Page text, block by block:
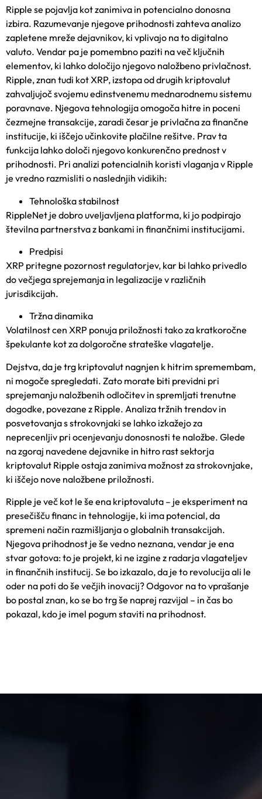
Ripple se pojavlja kot zanimiva in potencialno donosna
izbira. Razumevanje njegove prihodnosti zahteva analizo
zapletene mreže dejavnikov, ki vplivajo na to digitalno
valuto. Vendar pa je pomembno paziti na več ključnih
elementov, ki lahko določijo njegovo naložbeno privlačnost.
Ripple, znan tudi kot XRP, izstopa od drugih kriptovalut
zahvaljujoč svojemu edinstvenemu mednarodnemu sistemu
poravnave. Njegova tehnologija omogoča hitre in poceni
čezmejne transakcije, zaradi česar je privlačna za finančne
institucije, ki iščejo učinkovite plačilne rešitve. Prav ta
funkcija lahko določi njegovo konkurenčno prednost v
prihodnosti. Pri analizi potencialnih koristi vlaganja v Ripple
je vredno razmisliti o naslednjih vidikih:
Tehnološka stabilnost
RippleNet je dobro uveljavljena platforma, ki jo podpirajo
številna partnerstva z bankami in finančnimi institucijami.
Predpisi
XRP pritegne pozornost regulatorjev, kar bi lahko privedlo
do večjega sprejemanja in legalizacije v različnih
jurisdikcijah.
Tržna dinamika
Volatilnost cen XRP ponuja priložnosti tako za kratkoročne
špekulante kot za dolgoročne strateške vlagatelje.
Dejstva, da je trg kriptovalut nagnjen k hitrim spremembam,
ni mogoče spregledati. Zato morate biti previdni pri
sprejemanju naložbenih odločitev in spremljati trenutne
dogodke, povezane z Ripple. Analiza tržnih trendov in
posvetovanja s strokovnjaki se lahko izkažejo za
neprecenljiv pri ocenjevanju donosnosti te naložbe. Glede
na zgoraj navedene dejavnike in hitro rast sektorja
kriptovalut Ripple ostaja zanimiva možnost za strokovnjake,
ki iščejo nove naložbene priložnosti.
Ripple je več kot le še ena kriptovaluta – je eksperiment na
presečišču financ in tehnologije, ki ima potencial, da
spremeni način razmišljanja o globalnih transakcijah.
Njegova prihodnost je še vedno neznana, vendar je ena
stvar gotova: to je projekt, ki ne izgine z radarja vlagateljev
in finančnih institucij. Se bo izkazalo, da je to revolucija ali le
oder na poti do še večjih inovacij? Odgovor na to vprašanje
bo postal znan, ko se bo trg še naprej razvijal – in čas bo
pokazal, kdo je imel pogum staviti na prihodnost.